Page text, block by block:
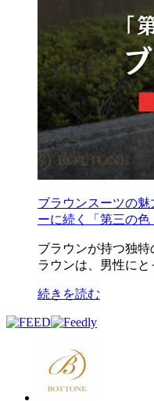
ブラウンスーツの
ーに続く「第三の色
ブラウンが持つ独
ラウンは、男性にと
続きを読む